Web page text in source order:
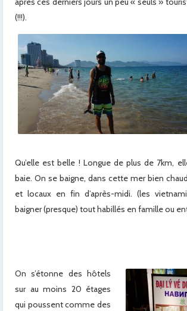
(!!!).
Qu’elle est belle ! Longue de plus de 7km,
baie. On se baigne, dans cette mer bien
et locaux en fin d’après-midi. (les
baigner (presque) tout habillés en famille ou
On s’étonne des hôtels
sur au moins 20 étages
qui poussent comme des